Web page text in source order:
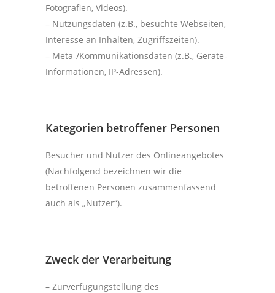
Fotografien, Videos).
– Nutzungsdaten (z.B., besuchte Webseiten,
Interesse an Inhalten, Zugriffszeiten).
– Meta-/Kommunikationsdaten (z.B., Geräte-
Informationen, IP-Adressen).
Kategorien betroffener Personen
Besucher und Nutzer des Onlineangebotes
(Nachfolgend bezeichnen wir die
betroffenen Personen zusammenfassend
auch als „Nutzer“).
Zweck der Verarbeitung
– Zurverfügungstellung des